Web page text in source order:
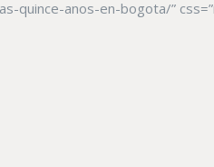
anos-en-bogota/”